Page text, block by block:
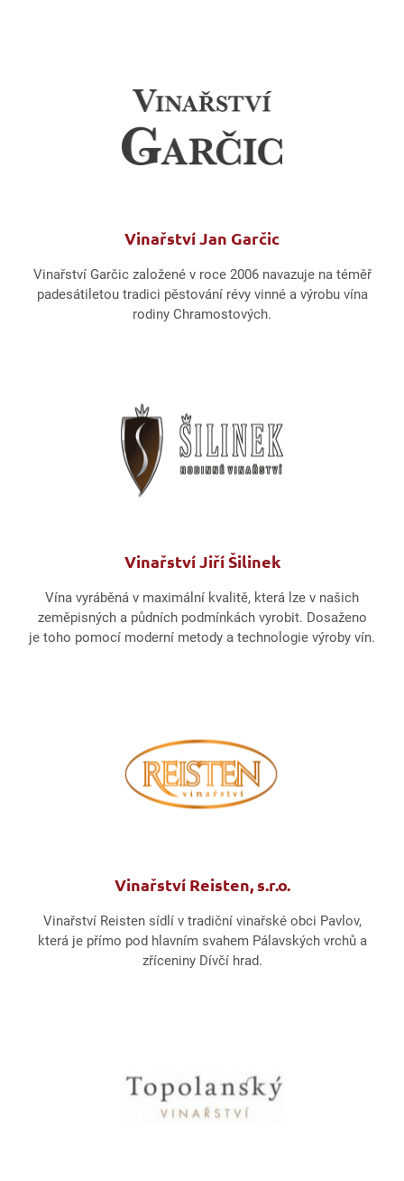
Vinařství Jan Garčic
Vinařství Garčic založené v roce 2006 navazuje na téměř
padesátiletou tradici pěstování révy vinné a výrobu vína
rodiny Chramostových.
Vinařství Jiří Šilinek
Vína vyráběná v maximální kvalitě, která lze v našich
zeměpisných a půdních podmínkách vyrobit. Dosaženo
je toho pomocí moderní metody a technologie výroby vín.
Vinařství Reisten, s.r.o.
Vinařství Reisten sídlí v tradiční vinařské obci Pavlov,
která je přímo pod hlavním svahem Pálavských vrchů a
zříceniny Dívčí hrad.